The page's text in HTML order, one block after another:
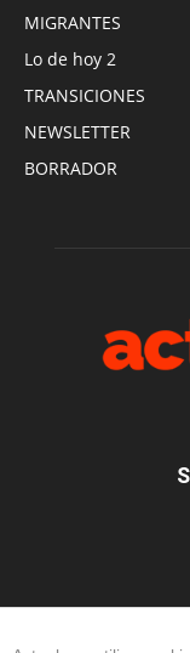
MIGRANTES
Lo de hoy 2
TRANSICIONES
NEWSLETTER
BORRADOR